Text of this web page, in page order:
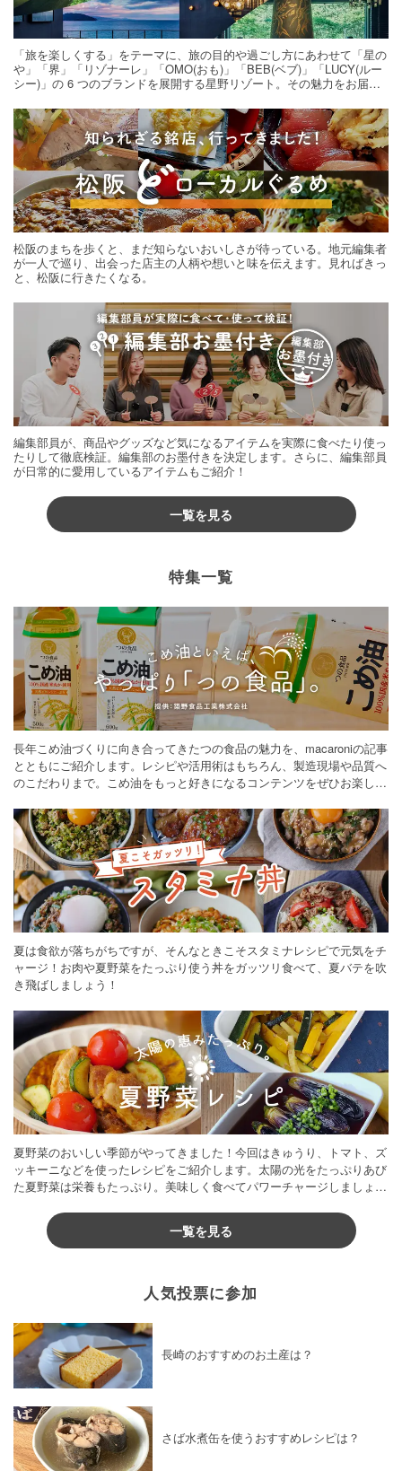
「旅を楽しくする」をテーマに、旅の目的や過ごし方にあわせて「星の
や」「界」「リゾナーレ」「OMO(おも)」「BEB(ベブ)」「LUCY(ルー
シー)」の 6 つのブランドを展開する星野リゾート。その魅力をお届け
松阪のまちを歩くと、まだ知らないおいしさが待っている。地元編集者
が一人で巡り、出会った店主の人柄や想いと味を伝えます。見ればきっ
と、松阪に行きたくなる。
編集部員が、商品やグッズなど気になるアイテムを実際に食べたり使っ
たりして徹底検証。編集部のお墨付きを決定します。さらに、編集部員
が日常的に愛用しているアイテムもご紹介！
一覧を見る
特集一覧
長年こめ油づくりに向き合ってきたつの食品の魅力を、macaroniの記事
とともにご紹介します。レシピや活用術はもちろん、製造現場や品質へ
のこだわりまで。こめ油をもっと好きになるコンテンツをぜひお楽しみ
夏は食欲が落ちがちですが、そんなときこそスタミナレシピで元気をチ
ャージ！お肉や夏野菜をたっぷり使う丼をガッツリ食べて、夏バテを吹
き飛ばしましょう！
夏野菜のおいしい季節がやってきました！今回はきゅうり、トマト、ズ
ッキーニなどを使ったレシピをご紹介します。太陽の光をたっぷりあび
た夏野菜は栄養もたっぷり。美味しく食べてパワーチャージしましょう
一覧を見る
人気投票に参加
長崎のおすすめのお土産は？
さば水煮缶を使うおすすめレシピは？